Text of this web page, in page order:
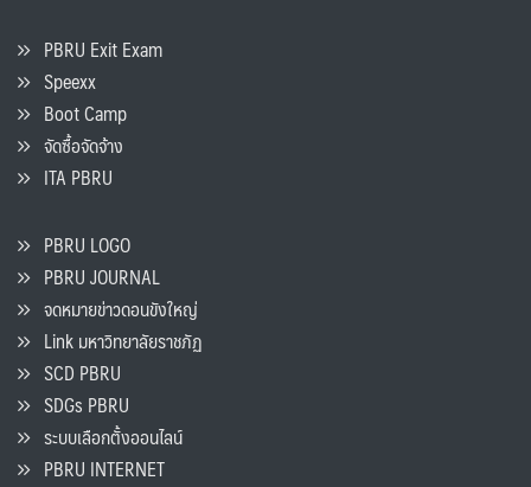
PBRU Exit Exam
Speexx
Boot Camp
จัดซื้อจัดจ้าง
ITA PBRU
PBRU LOGO
PBRU JOURNAL
จดหมายข่าวดอนขังใหญ่
Link มหาวิทยาลัยราชภัฏ
SCD PBRU
SDGs PBRU
ระบบเลือกตั้งออนไลน์
PBRU INTERNET